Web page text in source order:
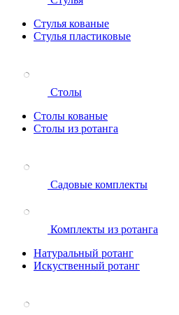
Стулья кованые
Стулья пластиковые
Столы
Столы кованые
Столы из ротанга
Садовые комплекты
Комплекты из ротанга
Натуральный ротанг
Искуственный ротанг